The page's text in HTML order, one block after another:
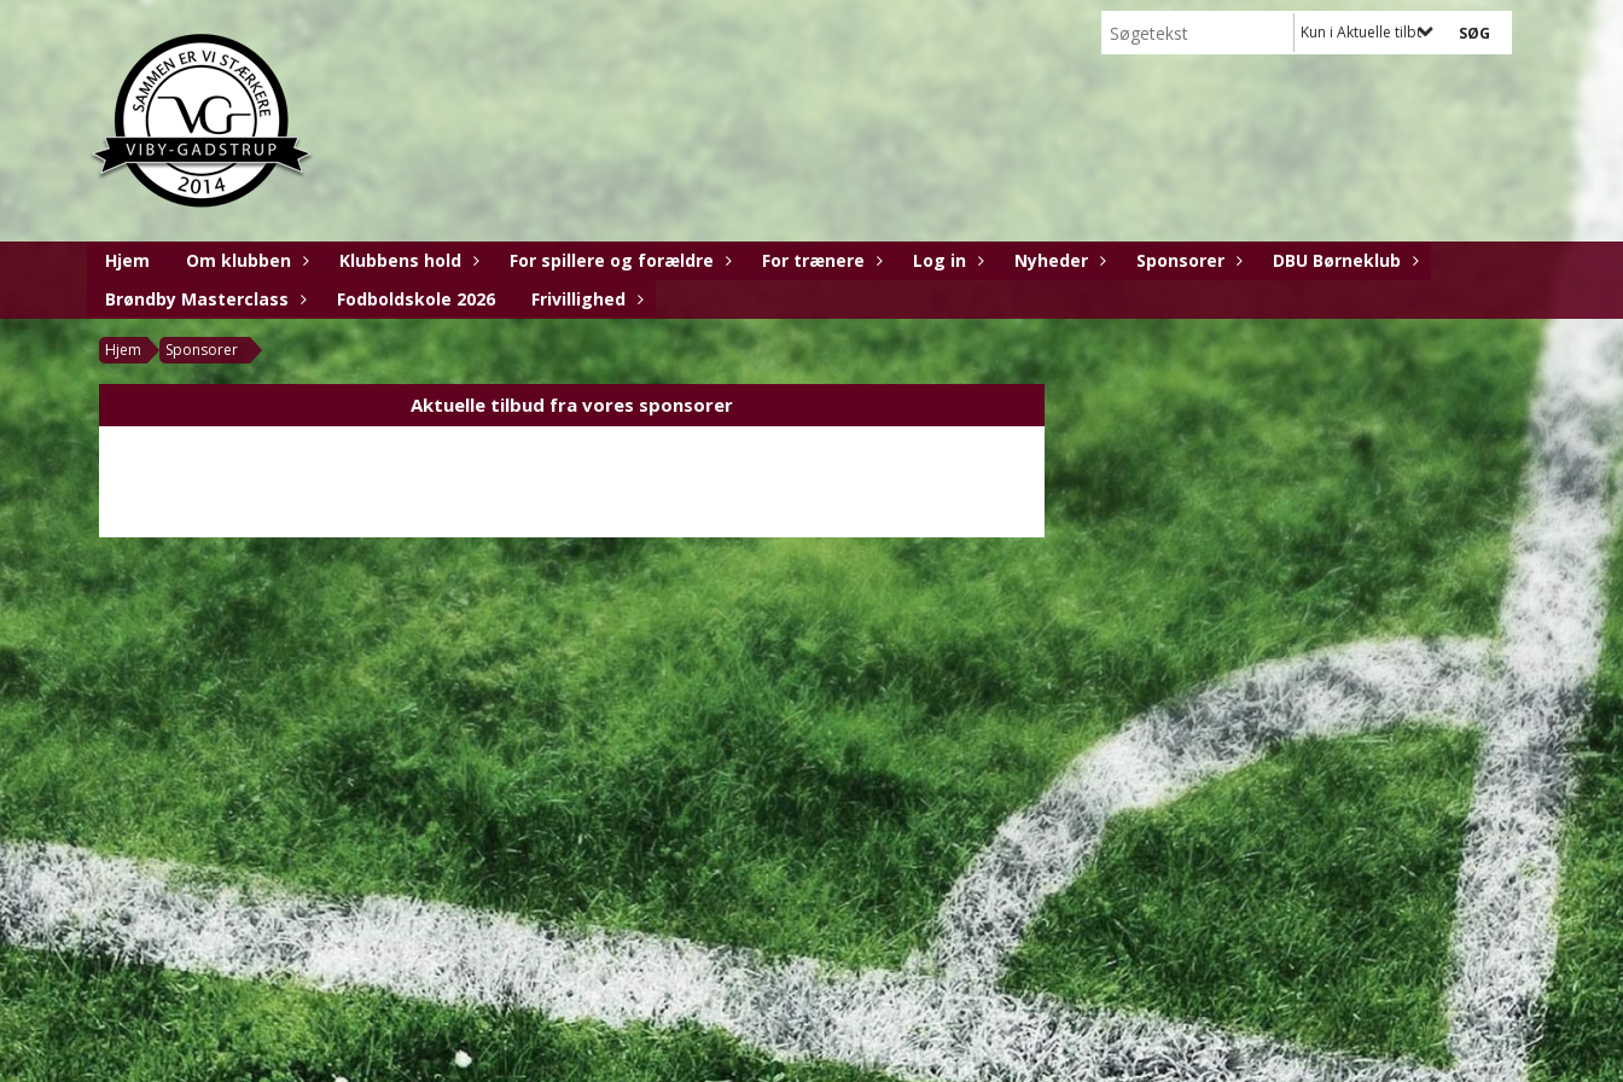
Kun i Aktuelle tilbud fra vores sponsorer
Hjem Om klubben Klubbens hold For spillere og forældre For trænere Log in Nyheder Sponsorer
DBU Børneklub
Brøndby Masterclass
Fodboldskole 2026 Frivillighed
Hjem Sponsorer
Aktuelle tilbud fra vores sponsorer